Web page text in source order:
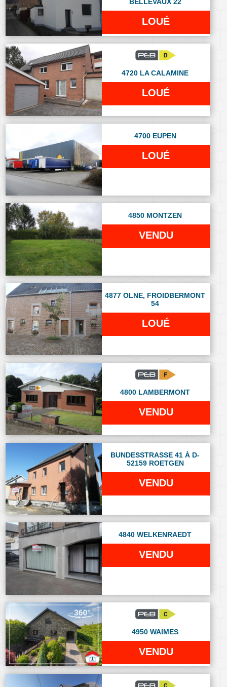
LOUÉ
4720 LA CALAMINE
LOUÉ
4700 EUPEN
LOUÉ
4850 MONTZEN
VENDU
4877 OLNE, FROIDBERMONT
54
LOUÉ
4800 LAMBERMONT
VENDU
BUNDESSTRASSE 41 À D-
52159 ROETGEN
VENDU
4840 WELKENRAEDT
VENDU
4950 WAIMES
VENDU